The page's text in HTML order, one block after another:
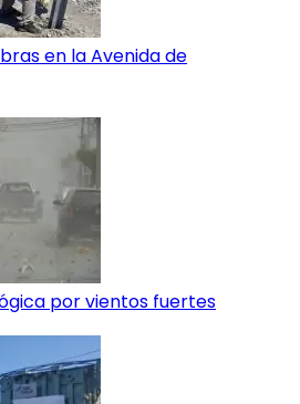
en la Avenida de
por vientos fuertes